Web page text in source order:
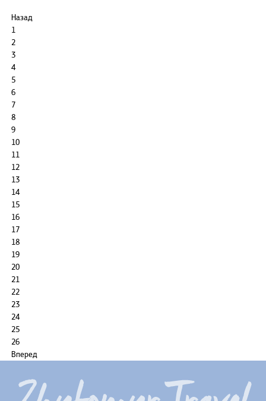
Назад
1
2
3
4
5
6
7
8
9
10
11
12
13
14
15
16
17
18
19
20
21
22
23
24
25
26
Вперед